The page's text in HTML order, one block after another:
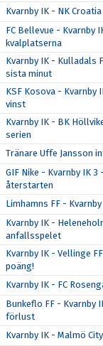
Kvarnby IK - NK
FC Bellevue - Kvarnby
kvalplatserna
Kvarnby IK - Kulladals
sista minut
KSF Kosova - Kvarnby
vinst
Kvarnby IK - BK
serien
Tränare Uffe Jansson
GIF Nike - Kvarnby IK
återstarten
Limhamns FF -
Kvarnby IK -
anfallsspelet
Kvarnby IK - Vellinge
poäng!
Kvarnby IK - FC
Bunkeflo FF - Kvarnby
förlust
Kvarnby IK - Malmö